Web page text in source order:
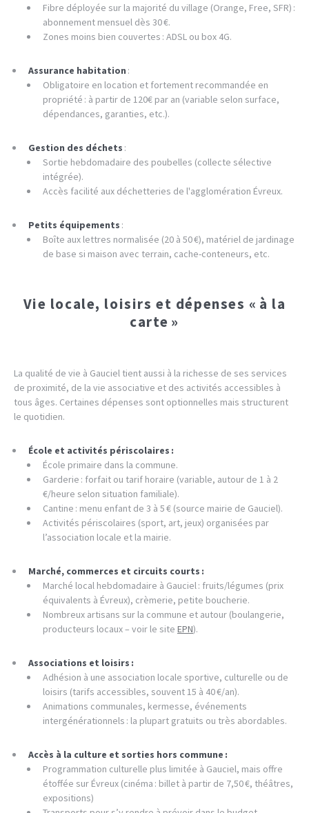
Fibre déployée sur la majorité du village (Orange, Free, SFR) :
abonnement mensuel dès 30 €.
Zones moins bien couvertes : ADSL ou box 4G.
Assurance habitation :
Obligatoire en location et fortement recommandée en
propriété : à partir de 120€ par an (variable selon surface,
dépendances, garanties, etc.).
Gestion des déchets :
Sortie hebdomadaire des poubelles (collecte sélective
intégrée).
Accès facilité aux déchetteries de l'agglomération Évreux.
Petits équipements :
Boîte aux lettres normalisée (20 à 50 €), matériel de jardinage
de base si maison avec terrain, cache-conteneurs, etc.
Vie locale, loisirs et dépenses « à la
carte »
La qualité de vie à Gauciel tient aussi à la richesse de ses services
de proximité, de la vie associative et des activités accessibles à
tous âges. Certaines dépenses sont optionnelles mais structurent
le quotidien.
École et activités périscolaires :
École primaire dans la commune.
Garderie : forfait ou tarif horaire (variable, autour de 1 à 2
€/heure selon situation familiale).
Cantine : menu enfant de 3 à 5 € (source mairie de Gauciel).
Activités périscolaires (sport, art, jeux) organisées par
l’association locale et la mairie.
Marché, commerces et circuits courts :
Marché local hebdomadaire à Gauciel : fruits/légumes (prix
équivalents à Évreux), crèmerie, petite boucherie.
Nombreux artisans sur la commune et autour (boulangerie,
producteurs locaux – voir le site EPN).
Associations et loisirs :
Adhésion à une association locale sportive, culturelle ou de
loisirs (tarifs accessibles, souvent 15 à 40 €/an).
Animations communales, kermesse, événements
intergénérationnels : la plupart gratuits ou très abordables.
Accès à la culture et sorties hors commune :
Programmation culturelle plus limitée à Gauciel, mais offre
étoffée sur Évreux (cinéma : billet à partir de 7,50 €, théâtres,
expositions)